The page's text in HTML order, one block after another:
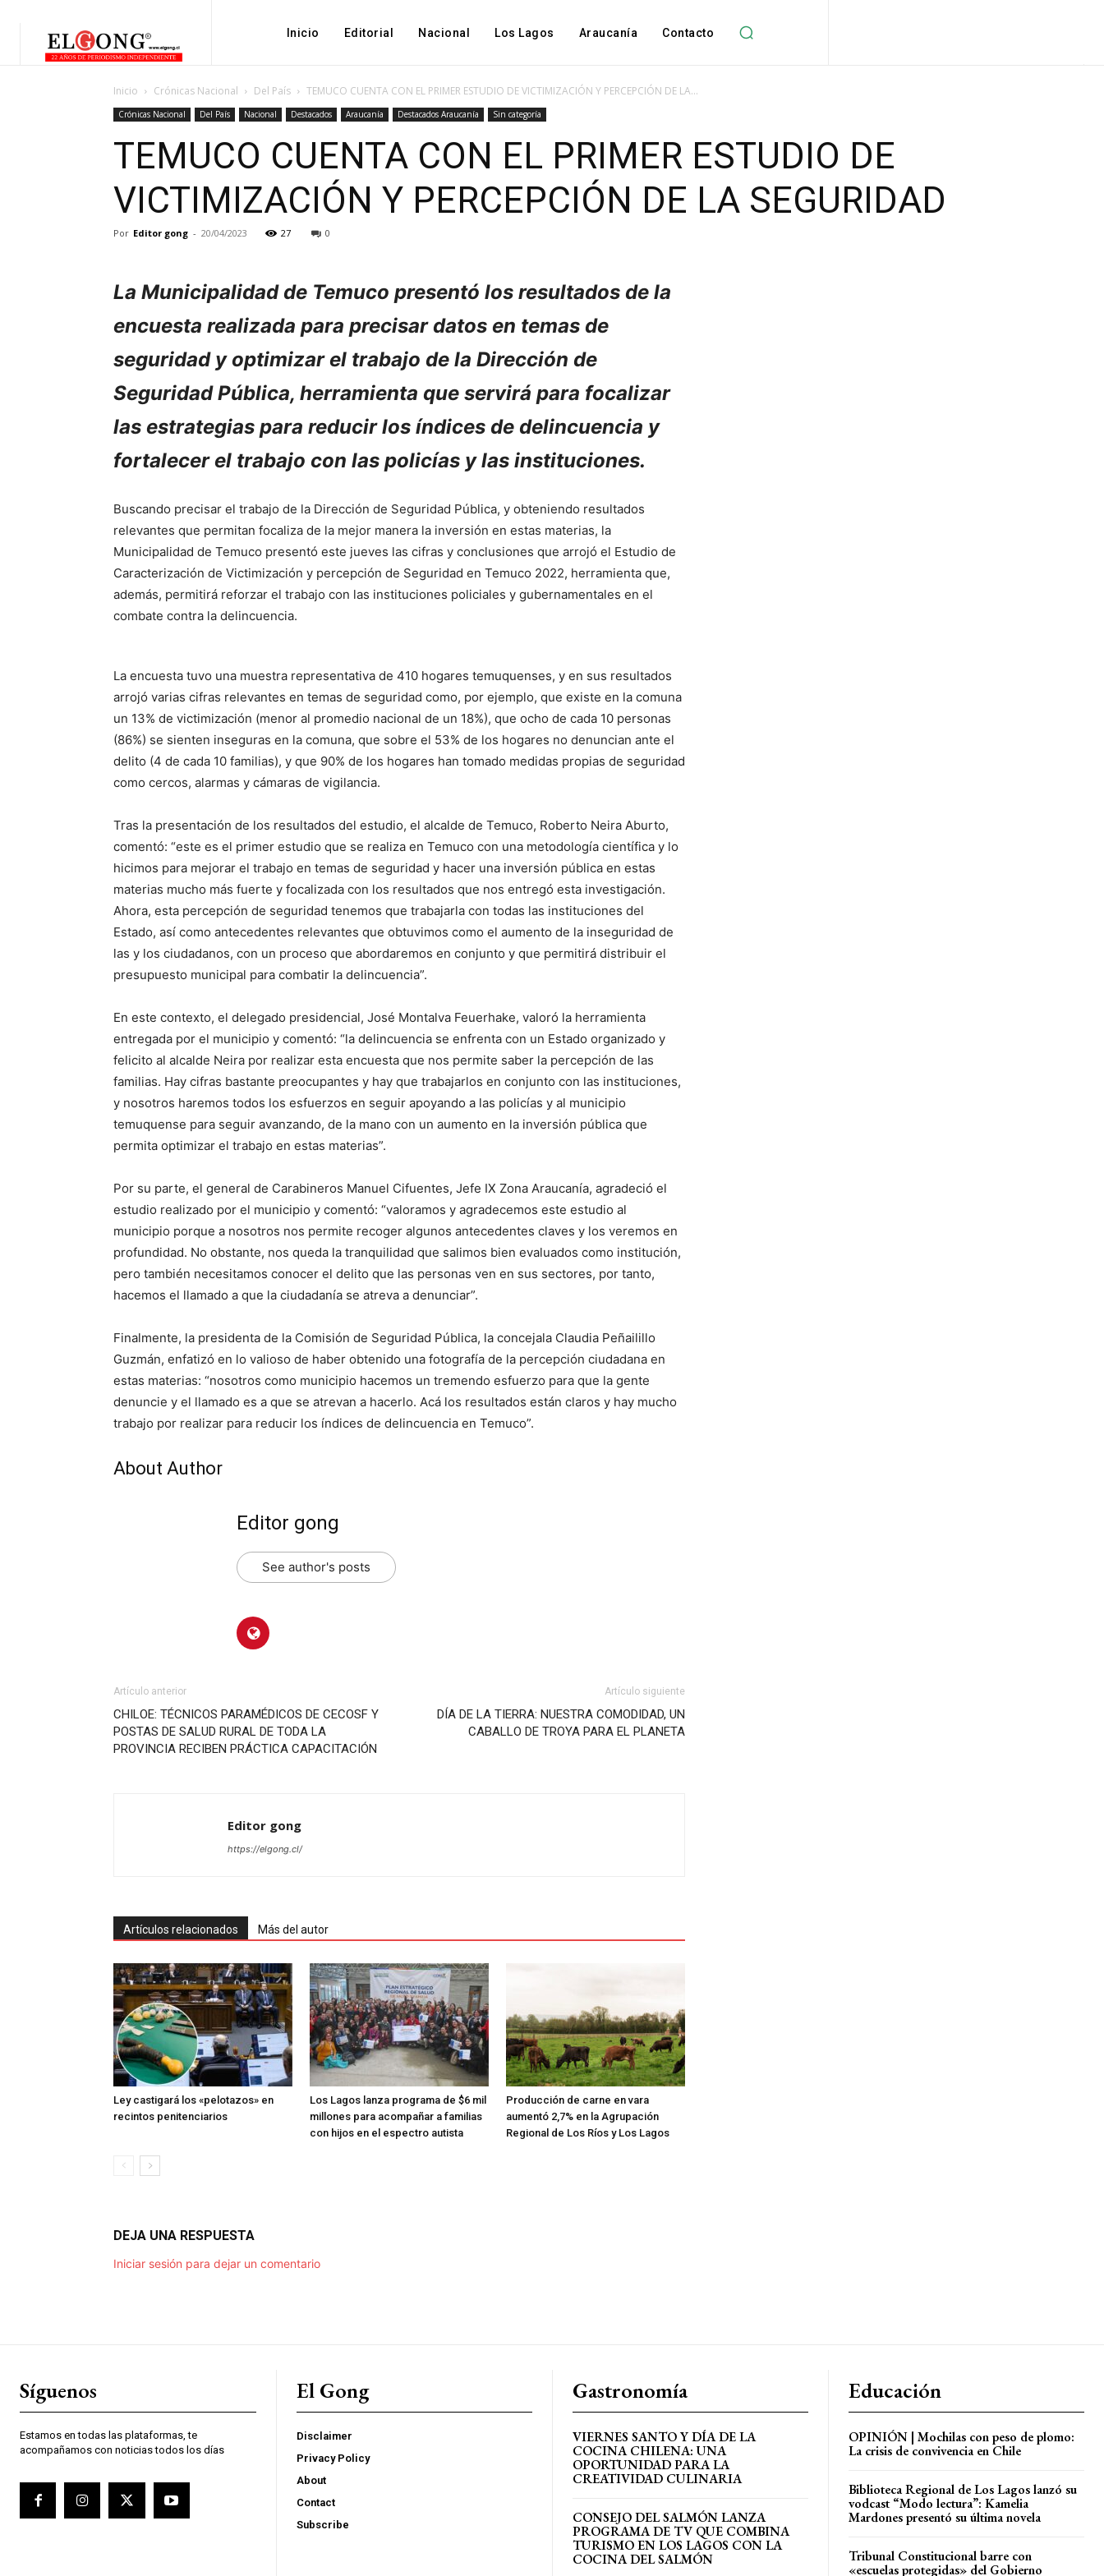
Inicio Editorial Nacional Los Lagos Araucanía Contacto
Inicio Crónicas Nacional Del País TEMUCO CUENTA CON EL PRIMER ESTUDIO DE VICTIMIZACIÓN Y PERCEPCIÓN DE LA...
Crónicas Nacional Del País Nacional Destacados Araucanía Destacados Araucanía Sin categoría
TEMUCO CUENTA CON EL PRIMER ESTUDIO DE
VICTIMIZACIÓN Y PERCEPCIÓN DE LA SEGURIDAD
Por Editor gong - 20/04/2023 27 0
La Municipalidad de Temuco presentó los resultados de la
encuesta realizada para precisar datos en temas de
seguridad y optimizar el trabajo de la Dirección de
Seguridad Pública, herramienta que servirá para focalizar
las estrategias para reducir los índices de delincuencia y
fortalecer el trabajo con las policías y las instituciones.
Buscando precisar el trabajo de la Dirección de Seguridad Pública, y obteniendo resultados
relevantes que permitan focaliza de la mejor manera la inversión en estas materias, la
Municipalidad de Temuco presentó este jueves las cifras y conclusiones que arrojó el Estudio de
Caracterización de Victimización y percepción de Seguridad en Temuco 2022, herramienta que,
además, permitirá reforzar el trabajo con las instituciones policiales y gubernamentales en el
combate contra la delincuencia.
La encuesta tuvo una muestra representativa de 410 hogares temuquenses, y en sus resultados
arrojó varias cifras relevantes en temas de seguridad como, por ejemplo, que existe en la comuna
un 13% de victimización (menor al promedio nacional de un 18%), que ocho de cada 10 personas
(86%) se sienten inseguras en la comuna, que sobre el 53% de los hogares no denuncian ante el
delito (4 de cada 10 familias), y que 90% de los hogares han tomado medidas propias de seguridad
como cercos, alarmas y cámaras de vigilancia.
Tras la presentación de los resultados del estudio, el alcalde de Temuco, Roberto Neira Aburto,
comentó: “este es el primer estudio que se realiza en Temuco con una metodología científica y lo
hicimos para mejorar el trabajo en temas de seguridad y hacer una inversión pública en estas
materias mucho más fuerte y focalizada con los resultados que nos entregó esta investigación.
Ahora, esta percepción de seguridad tenemos que trabajarla con todas las instituciones del
Estado, así como antecedentes relevantes que obtuvimos como el aumento de la inseguridad de
las y los ciudadanos, con un proceso que abordaremos en conjunto y que permitirá distribuir el
presupuesto municipal para combatir la delincuencia”.
En este contexto, el delegado presidencial, José Montalva Feuerhake, valoró la herramienta
entregada por el municipio y comentó: “la delincuencia se enfrenta con un Estado organizado y
felicito al alcalde Neira por realizar esta encuesta que nos permite saber la percepción de las
familias. Hay cifras bastante preocupantes y hay que trabajarlos en conjunto con las instituciones,
y nosotros haremos todos los esfuerzos en seguir apoyando a las policías y al municipio
temuquense para seguir avanzando, de la mano con un aumento en la inversión pública que
permita optimizar el trabajo en estas materias”.
Por su parte, el general de Carabineros Manuel Cifuentes, Jefe IX Zona Araucanía, agradeció el
estudio realizado por el municipio y comentó: “valoramos y agradecemos este estudio al
municipio porque a nosotros nos permite recoger algunos antecedentes claves y los veremos en
profundidad. No obstante, nos queda la tranquilidad que salimos bien evaluados como institución,
pero también necesitamos conocer el delito que las personas ven en sus sectores, por tanto,
hacemos el llamado a que la ciudadanía se atreva a denunciar”.
Finalmente, la presidenta de la Comisión de Seguridad Pública, la concejala Claudia Peñailillo
Guzmán, enfatizó en lo valioso de haber obtenido una fotografía de la percepción ciudadana en
estas materias: “nosotros como municipio hacemos un tremendo esfuerzo para que la gente
denuncie y el llamado es a que se atrevan a hacerlo. Acá los resultados están claros y hay mucho
trabajo por realizar para reducir los índices de delincuencia en Temuco”.
About Author
Editor gong
See author's posts
Artículo anterior
CHILOE: TÉCNICOS PARAMÉDICOS DE CECOSF Y
POSTAS DE SALUD RURAL DE TODA LA
PROVINCIA RECIBEN PRÁCTICA CAPACITACIÓN
Artículo siguiente
DÍA DE LA TIERRA: NUESTRA COMODIDAD, UN
CABALLO DE TROYA PARA EL PLANETA
Editor gong
https://elgong.cl/
Artículos relacionados Más del autor
Ley castigará los «pelotazos» en
recintos penitenciarios
Los Lagos lanza programa de $6 mil
millones para acompañar a familias
con hijos en el espectro autista
Producción de carne en vara
aumentó 2,7% en la Agrupación
Regional de Los Ríos y Los Lagos
DEJA UNA RESPUESTA
Iniciar sesión para dejar un comentario
Síguenos
Estamos en todas las plataformas, te
acompañamos con noticias todos los días
El Gong
Disclaimer
Privacy Policy
About
Contact
Subscribe
Gastronomía
VIERNES SANTO Y DÍA DE LA
COCINA CHILENA: UNA
OPORTUNIDAD PARA LA
CREATIVIDAD CULINARIA
CONSEJO DEL SALMÓN LANZA
PROGRAMA DE TV QUE COMBINA
TURISMO EN LOS LAGOS CON LA
COCINA DEL SALMÓN
Educación
OPINIÓN | Mochilas con peso de plomo:
La crisis de convivencia en Chile
Biblioteca Regional de Los Lagos lanzó su
vodcast “Modo lectura”: Kamelia
Mardones presentó su última novela
Tribunal Constitucional barre con
«escuelas protegidas» del Gobierno